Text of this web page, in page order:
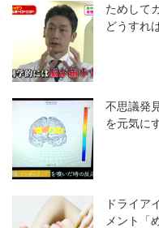
ためして
どうすれ
不思議発
を元気に
ドライア
メント「